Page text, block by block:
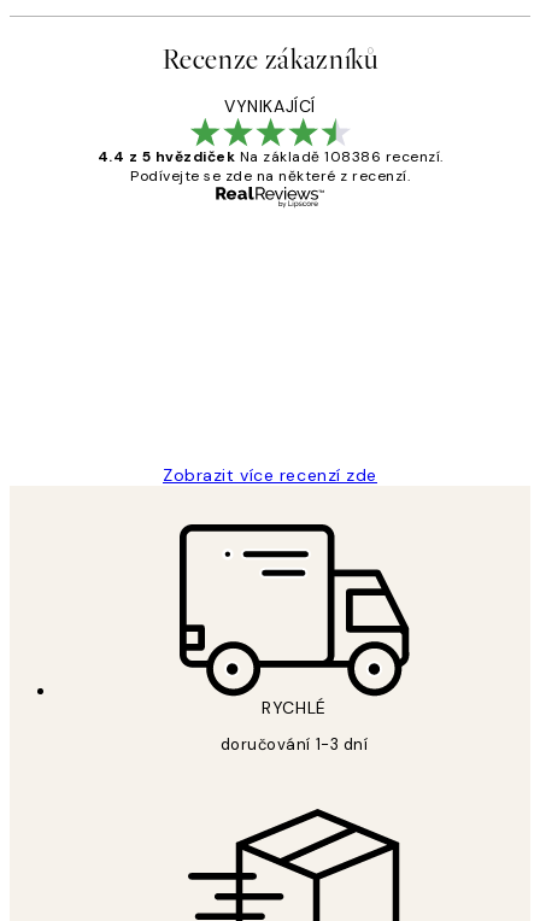
Recenze zákazníků
VYNIKAJÍCÍ
4.4 z 5 hvězdiček Na základě 108386 recenzí.
Podívejte se zde na některé z recenzí.
Zobrazit více recenzí zde
RYCHLÉ
doručování 1-3 dní